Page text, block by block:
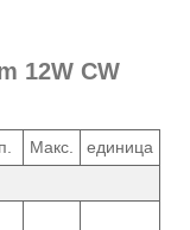
12W CW
Макс.
единица